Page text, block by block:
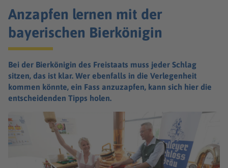
Anzapfen lernen mit der
bayerischen Bierkönigin
Bei der Bierkönigin des Freistaats muss jeder Schlag
sitzen, das ist klar. Wer ebenfalls in die Verlegenheit
kommen könnte, ein Fass anzuzapfen, kann sich hier die
entscheidenden Tipps holen.